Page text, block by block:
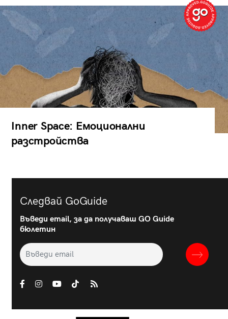
Inner Space: Емоционални
разстройства
Следвай GoGuide
Въведи email, за да получаваш GO Guide
бюлетин